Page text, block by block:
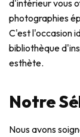
d'intérieur vous
photographies
C'est l'occasion
bibliothèque
esthète.
Notre
Nous avons